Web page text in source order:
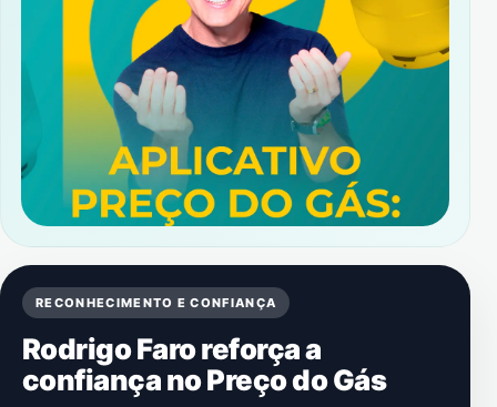
RECONHECIMENTO E CONFIANÇA
Rodrigo Faro reforça a
confiança no Preço do Gás